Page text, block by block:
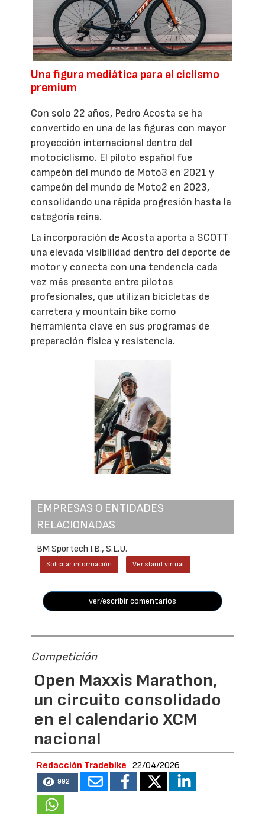
Una figura mediática para el ciclismo
premium
Con solo 22 años, Pedro Acosta se ha
convertido en una de las figuras con mayor
proyección internacional dentro del
motociclismo. El piloto español fue
campeón del mundo de Moto3 en 2021 y
campeón del mundo de Moto2 en 2023,
consolidando una rápida progresión hasta la
categoría reina.
La incorporación de Acosta aporta a SCOTT
una elevada visibilidad dentro del deporte de
motor y conecta con una tendencia cada
vez más presente entre pilotos
profesionales, que utilizan bicicletas de
carretera y mountain bike como
herramienta clave en sus programas de
preparación física y resistencia.
EMPRESAS O ENTIDADES
RELACIONADAS
BM Sportech I.B., S.L.U.
Solicitar información Ver stand virtual
ver/escribir comentarios
Competición
Open Maxxis Marathon,
un circuito consolidado
en el calendario XCM
nacional
Redacción Tradebike 22/04/2026
992